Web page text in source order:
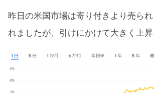
昨日の米国市場は寄り付きより売ら
れましたが、引けにかけて大きく上昇